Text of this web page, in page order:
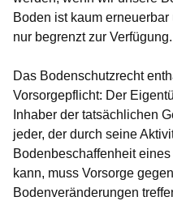
Boden ist kaum
nur begrenzt zur Verfügung.
Das Bodenschutzrecht
Vorsorgepflicht: Der
Inhaber der tatsächlichen
jeder, der durch seine
Bodenbeschaffenheit
kann, muss Vorsorge
Bodenveränderungen